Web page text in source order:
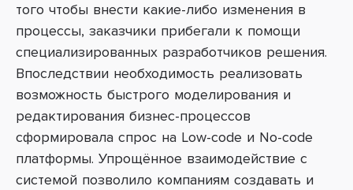
того чтобы внести какие-либо изменения в
процессы, заказчики прибегали к помощи
специализированных разработчиков решения.
Впоследствии необходимость реализовать
возможность быстрого моделирования и
редактирования бизнес-процессов
сформировала спрос на Low-code и No-code
платформы. Упрощённое взаимодействие с
системой позволило компаниям создавать и